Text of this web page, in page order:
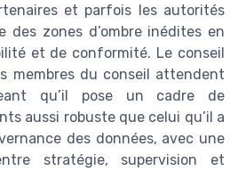
et parfois les autorités
des zones d’ombre inédites en
et de conformité. Le conseil
membres du conseil attendent
qu’il pose un cadre de
aussi robuste que celui qu’il a
des données, avec une
stratégie, supervision et